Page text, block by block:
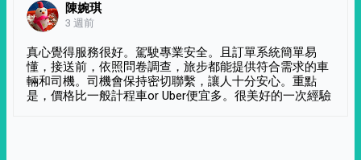
陳婉琪
3 週前
真心覺得服務很好。駕駛專業安全。且訂單系統簡單易
懂，接送前，依照問卷調查，旅步都能提供符合需求的車
輛和司機。司機會保持密切聯繫，讓人十分安心。重點
是，價格比一般計程車or Uber便宜多。很美好的一次經驗